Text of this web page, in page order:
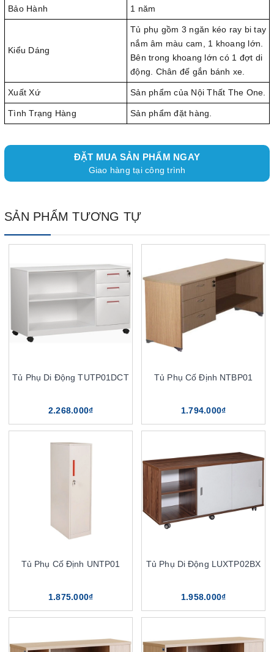
Bảo Hành 1 năm
Kiểu Dáng
Tủ phụ gồm 3 ngăn kéo ray bi tay
nắm âm màu cam, 1 khoang lớn.
Bên trong khoang lớn có 1 đợt di
động. Chân đế gắn bánh xe.
Xuất Xứ Sản phẩm của Nội Thất The One.
Tình Trạng Hàng Sản phẩm đặt hàng.
ĐẶT MUA SẢN PHẨM NGAY
Giao hàng tại công trình
SẢN PHẨM TƯƠNG TỰ
Tủ Phụ Di Động TUTP01DCT
2.268.000₫
Tủ Phụ Cố Định NTBP01
1.794.000₫
Tủ Phụ Cố Định UNTP01
1.875.000₫
Tủ Phụ Di Động LUXTP02BX
1.958.000₫